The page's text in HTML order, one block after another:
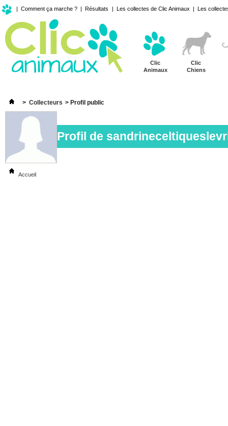
| Comment ça marche ? | Résultats | Les collectes de Clic Animaux | Les
Clic
Animaux
Clic
Chiens
> Collecteurs > Profil public
Profil de
Accueil